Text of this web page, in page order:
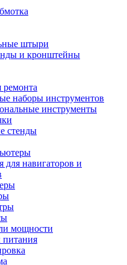
штыри
и кронштейны
ремонта
наборы инструментов
инструменты
стенды
для навигаторов и
мощности